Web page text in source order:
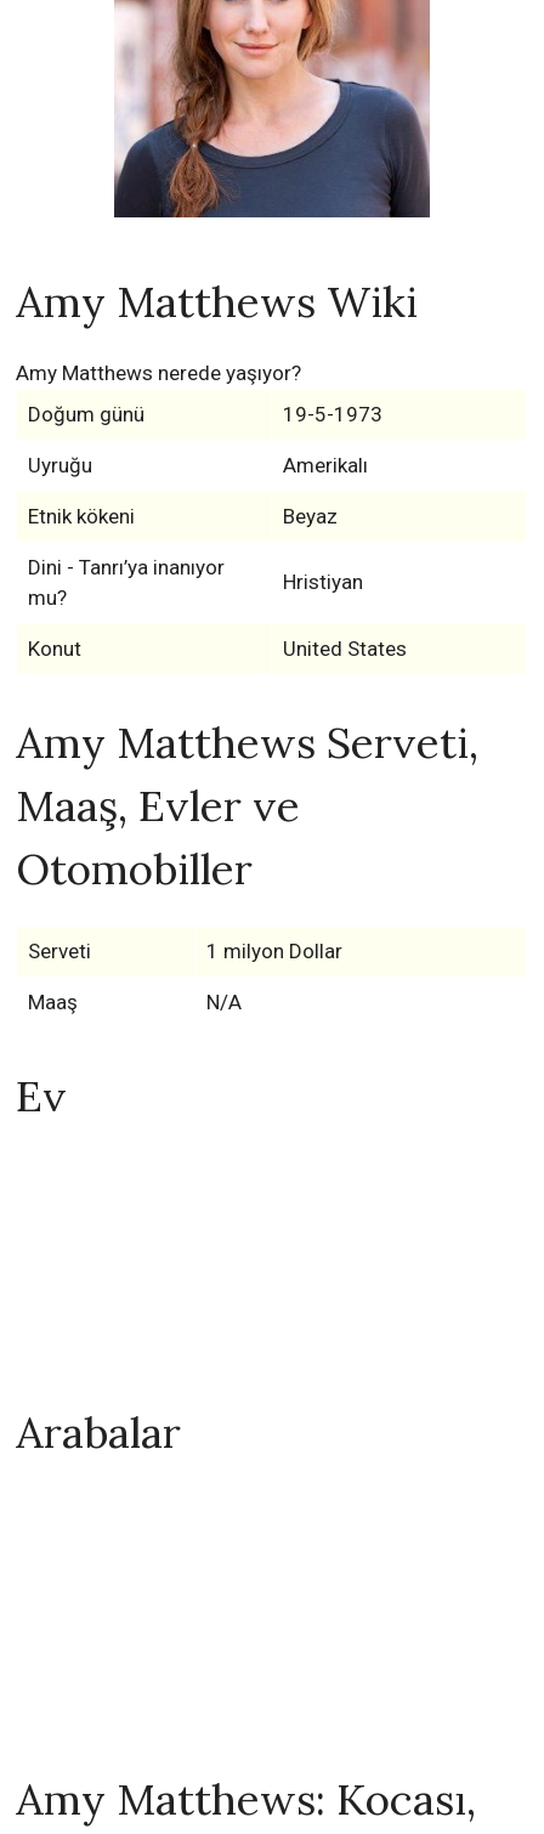
Amy Matthews Wiki
Amy Matthews nerede yaşıyor?
Doğum günü
19-5-1973
Uyruğu Amerikalı
Etnik kökeni Beyaz
Dini - Tanrı’ya inanıyor
mu?
Hristiyan
Konut United States
Amy Matthews Serveti,
Maaş, Evler ve
Otomobiller
Serveti 1 milyon Dollar
Maaş N/A
Ev
Arabalar
Amy Matthews: Kocası,